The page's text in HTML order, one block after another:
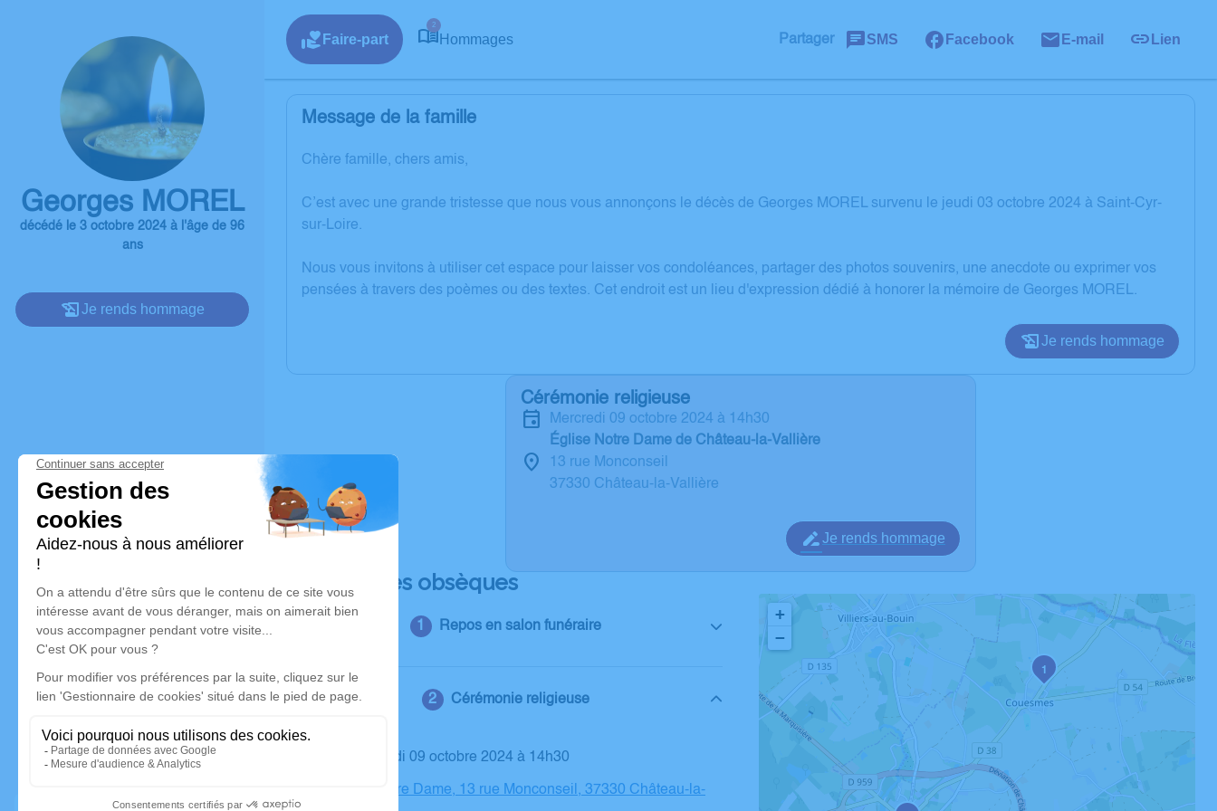
Georges MOREL
décédé le 3 octobre 2024 à l'âge de 96
ans
Je rends hommage
Faire-part
2
Hommages Partager SMS Facebook E-mail Lien
Message de la famille
Chère famille, chers amis,
C’est avec une grande tristesse que nous vous annonçons le décès de Georges MOREL survenu le jeudi 03 octobre 2024 à Saint-Cyr-
sur-Loire.
Nous vous invitons à utiliser cet espace pour laisser vos condoléances, partager des photos souvenirs, une anecdote ou exprimer vos
pensées à travers des poèmes ou des textes. Cet endroit est un lieu d'expression dédié à honorer la mémoire de Georges MOREL.
Je rends hommage
Cérémonie religieuse
mercredi 09 octobre 2024 à 14h30
Église Notre Dame de Château-la-Vallière
13 rue Monconseil
37330 Château-la-Vallière
Je rends hommage
Déroulé des obsèques
Repos en salon funéraire
Cérémonie religieuse
Le mercredi 09 octobre 2024 à 14h30
Église Notre Dame, 13 rue Monconseil, 37330 Château-la-
1
+
−